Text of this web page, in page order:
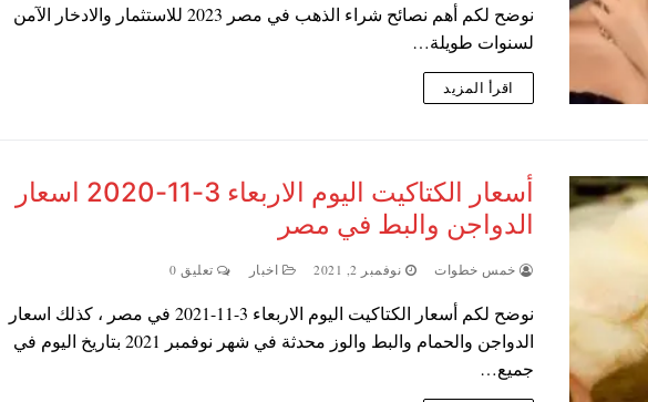
نوضح لكم أهم نصائح شراء الذهب في مصر 2023 للاستثمار والادخار الآمن
لسنوات طويلة…
اقرأ المزيد
أسعار الكتاكيت اليوم الاربعاء 3-11-2020 اسعار
الدواجن والبط في مصر
خمس خطوات نوفمبر 2, 2021 اخبار تعليق 0
نوضح لكم أسعار الكتاكيت اليوم الاربعاء 3-11-2021 في مصر ، كذلك اسعار
الدواجن والحمام والبط والوز محدثة في شهر نوفمبر 2021 بتاريخ اليوم في
جميع…